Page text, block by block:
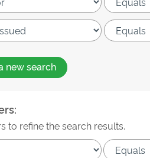
new search
to refine the search results.